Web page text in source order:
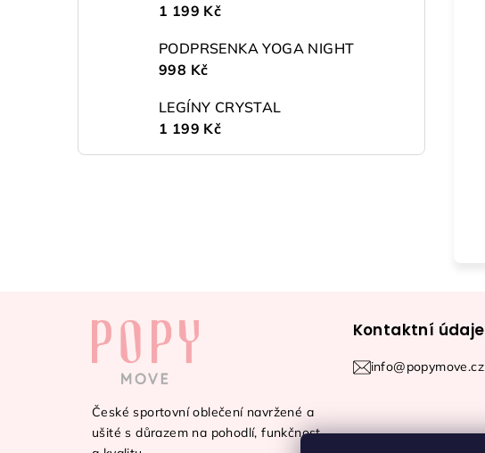
1 199 Kč
PODPRSENKA YOGA NIGHT
998 Kč
LEGÍNY CRYSTAL
1 199 Kč
České sportovní oblečení navržené a
ušité s důrazem na pohodlí, funkčnost
Kontaktní údaje
info@popymove.cz